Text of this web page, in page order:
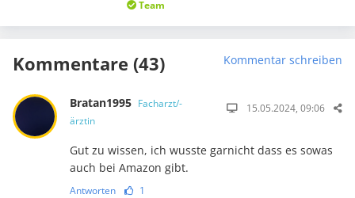
Team
Kommentare (43) Kommentar schreiben
Bratan1995 Facharzt/-
ärztin
15.05.2024, 09:06
Gut zu wissen, ich wusste garnicht dass es sowas
auch bei Amazon gibt.
Antworten 1